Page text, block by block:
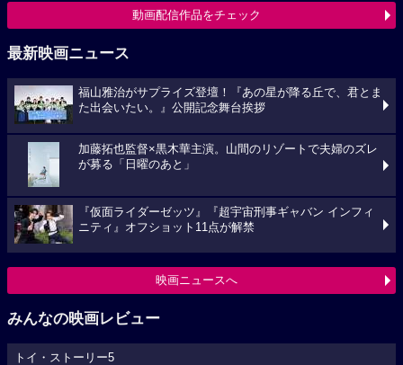
動画配信作品をチェック
最新映画ニュース
福山雅治がサプライズ登壇！『あの星が降る丘で、君とま
た出会いたい。』公開記念舞台挨拶
加藤拓也監督×黒木華主演。山間のリゾートで夫婦のズレ
が募る「日曜のあと」
『仮面ライダーゼッツ』『超宇宙刑事ギャバン インフィ
ニティ』オフショット11点が解禁
映画ニュースへ
みんなの映画レビュー
トイ・ストーリー5